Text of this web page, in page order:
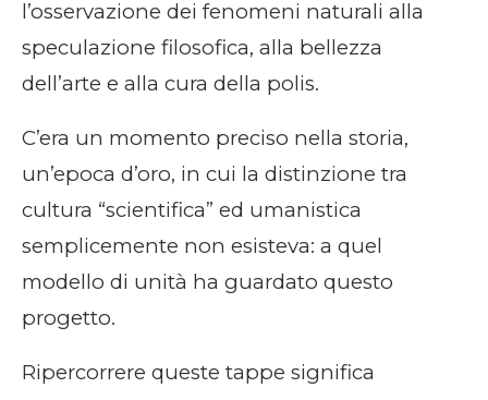
l’osservazione dei fenomeni naturali alla
speculazione filosofica, alla bellezza
dell’arte e alla cura della polis.
C’era un momento preciso nella storia,
un’epoca d’oro, in cui la distinzione tra
cultura “scientifica” ed umanistica
semplicemente non esisteva: a quel
modello di unità ha guardato questo
progetto.
Ripercorrere queste tappe significa